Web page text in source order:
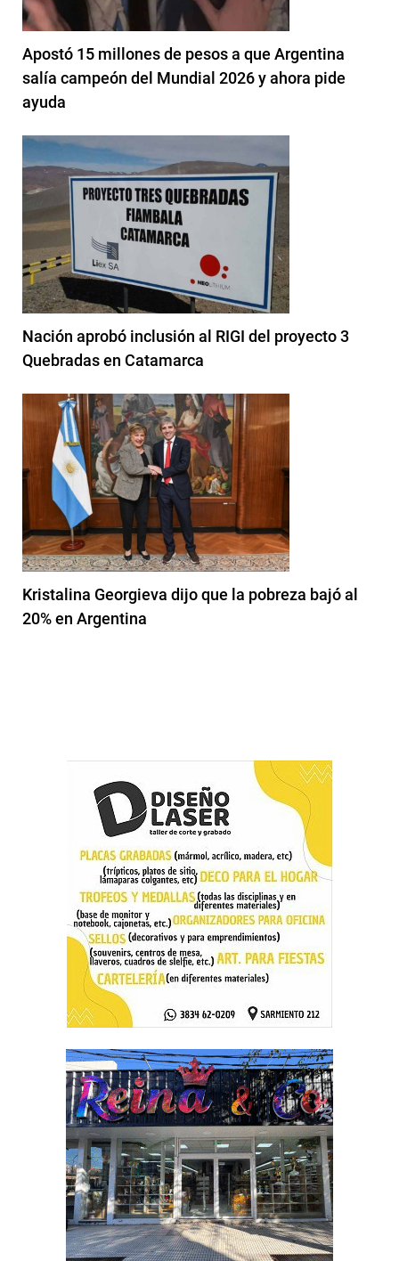
Apostó 15 millones de pesos a que Argentina
salía campeón del Mundial 2026 y ahora pide
ayuda
Nación aprobó inclusión al RIGI del proyecto 3
Quebradas en Catamarca
Kristalina Georgieva dijo que la pobreza bajó al
20% en Argentina